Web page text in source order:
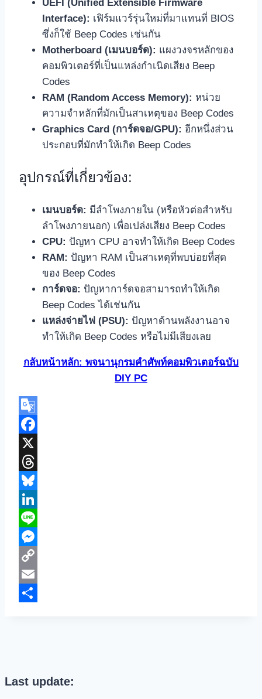
UEFI (Unified Extensible Firmware
Interface): เฟิร์มแวร์รุ่นใหม่ที่มาแทนที่ BIOS
ซึ่งก็ใช้ Beep Codes เช่นกัน
Motherboard (เมนบอร์ด): แผงวงจรหลักของ
คอมพิวเตอร์ที่เป็นแหล่งกำเนิดเสียง Beep
Codes
RAM (Random Access Memory): หน่วย
ความจำหลักที่มักเป็นสาเหตุของ Beep Codes
Graphics Card (การ์ดจอ/GPU): อีกหนึ่งส่วน
ประกอบที่มักทำให้เกิด Beep Codes
อุปกรณ์ที่เกี่ยวข้อง:
เมนบอร์ด: มีลำโพงภายใน (หรือหัวต่อสำหรับ
ลำโพงภายนอก) เพื่อเปล่งเสียง Beep Codes
CPU: ปัญหา CPU อาจทำให้เกิด Beep Codes
RAM: ปัญหา RAM เป็นสาเหตุที่พบบ่อยที่สุด
ของ Beep Codes
การ์ดจอ: ปัญหาการ์ดจอสามารถทำให้เกิด
Beep Codes ได้เช่นกัน
แหล่งจ่ายไฟ (PSU): ปัญหาด้านพลังงานอาจ
ทำให้เกิด Beep Codes หรือไม่มีเสียงเลย
กลับหน้าหลัก: พจนานุกรมคำศัพท์คอมพิวเตอร์ฉบับ
DIY PC
Google
Translate
Facebook
X
Threads
Bluesky
LinkedIn
Line
Messenger
Copy
Link
Email
Last update: